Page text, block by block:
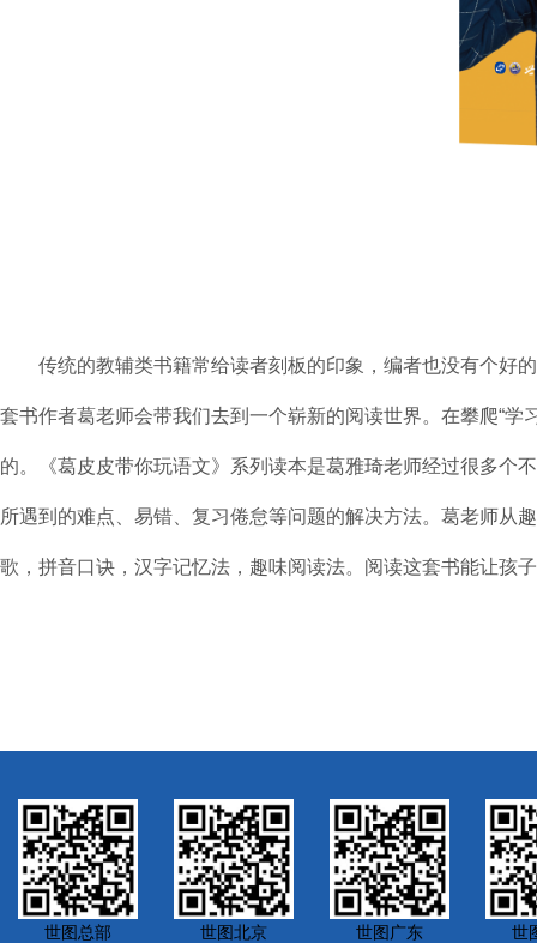
传统的教辅类书籍常给读者刻板的印象，编者也没有个好的
套书作者葛老师会带我们去到一个崭新的阅读世界。在攀爬“
的。《葛皮皮带你玩语文》系列读本是葛雅琦老师经过很多个
所遇到的难点、易错、复习倦怠等问题的解决方法。葛老师从
歌，拼音口诀，汉字记忆法，趣味阅读法。阅读这套书能让孩
世图总部
世图北京
世图广东
世